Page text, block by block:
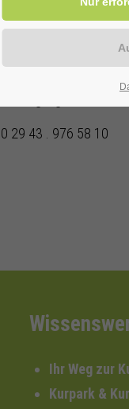
29 43 . 976 58 10
Ihr Weg zur
Kurpark &